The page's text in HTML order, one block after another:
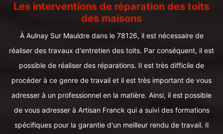
Les interventions de réparation des toits
des maisons
À Aulnay Sur Mauldre dans le 78126, il est nécessaire de
réaliser des travaux d'entretien des toits. Par conséquent, il est
possible de réaliser des réparations. Il est très difficile de
procéder à ce genre de travail et il est très important de vous
adresser à un professionnel en la matière. Ainsi, il est possible
de vous adresser à Artisan Franck qui a suivi des formations
spécifiques pour la garantie d'un meilleur rendu de travail. Il